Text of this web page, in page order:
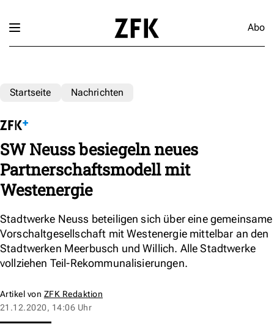
Abo
Startseite Nachrichten
SW Neuss besiegeln neues
Partnerschaftsmodell mit
Westenergie
Stadtwerke Neuss beteiligen sich über eine gemeinsame
Vorschaltgesellschaft mit Westenergie mittelbar an den
Stadtwerken Meerbusch und Willich. Alle Stadtwerke
vollziehen Teil-Rekommunalisierungen.
Artikel von ZFK Redaktion
21.12.2020, 14:06 Uhr